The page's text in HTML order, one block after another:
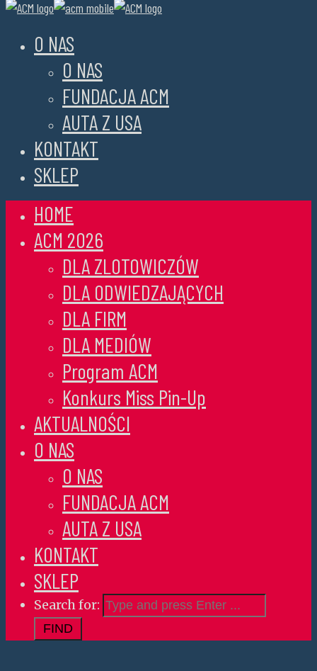
O NAS
O NAS
FUNDACJA ACM
AUTA Z USA
KONTAKT
SKLEP
HOME
ACM 2026
DLA ZLOTOWICZÓW
DLA ODWIEDZAJĄCYCH
DLA FIRM
DLA MEDIÓW
Program ACM
Konkurs Miss Pin-Up
AKTUALNOŚCI
O NAS
O NAS
FUNDACJA ACM
AUTA Z USA
KONTAKT
SKLEP
Search for: